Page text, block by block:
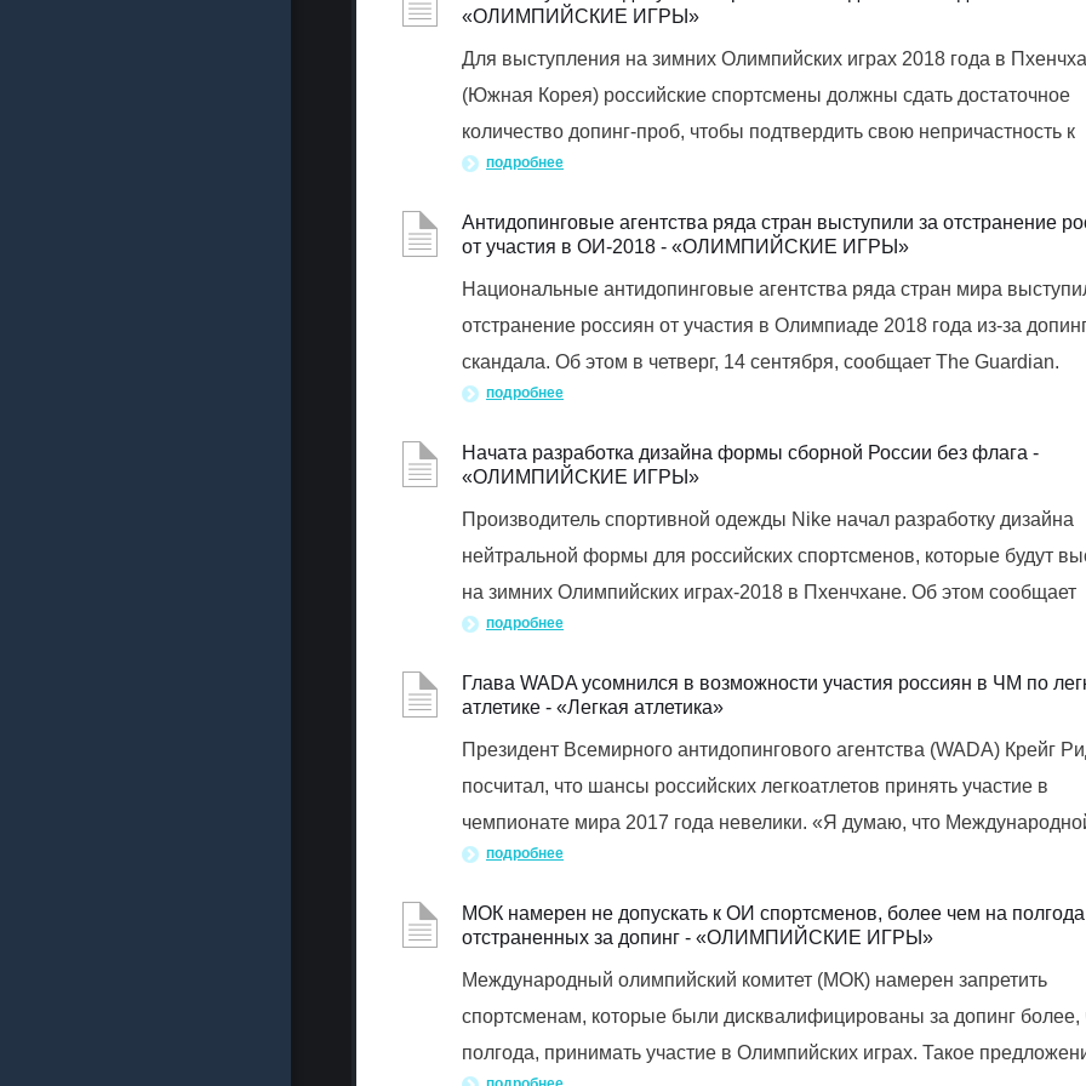
«ОЛИМПИЙСКИЕ ИГРЫ»
Для выступления на зимних Олимпийских играх 2018 года в
(Южная Корея) российские спортсмены должны сдать достаточное
количество допинг-проб, чтобы подтвердить свою непричастность к
подробнее
Антидопинговые агентства ряда стран выступили за отстранение
от участия в ОИ-2018 - «ОЛИМПИЙСКИЕ ИГРЫ»
Национальные антидопинговые агентства ряда стран мира
отстранение россиян от участия в Олимпиаде 2018 года из-за
скандала. Об этом в четверг, 14 сентября, сообщает The Guardian.
подробнее
Начата разработка дизайна формы сборной России без флага -
«ОЛИМПИЙСКИЕ ИГРЫ»
Производитель спортивной одежды Nike начал разработку дизайна
нейтральной формы для российских спортсменов, которые будут
на зимних Олимпийских играх-2018 в Пхенчхане. Об этом сообщает
подробнее
Глава WADA усомнился в возможности участия россиян в ЧМ по
атлетике - «Легкая атлетика»
Президент Всемирного антидопингового агентства (WADA) Крейг
посчитал, что шансы российских легкоатлетов принять участие в
чемпионате мира 2017 года невелики. «Я думаю, что
подробнее
МОК намерен не допускать к ОИ спортсменов, более чем на полгода
отстраненных за допинг - «ОЛИМПИЙСКИЕ ИГРЫ»
Международный олимпийский комитет (МОК) намерен запретить
спортсменам, которые были дисквалифицированы за допинг более,
полгода, принимать участие в Олимпийских играх. Такое